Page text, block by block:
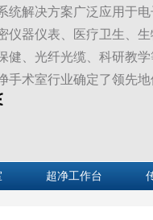
统解决方案广泛应用于
仪器仪表、医疗卫生、生
健、光纤光缆、科研教
手术室行业确定了领先地
超净工作台